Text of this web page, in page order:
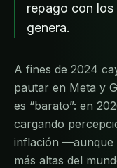
repago con
genera.
A fines de 2024
pautar en Meta y
es “barato”: en
cargando
inflación —aunque
más altas del